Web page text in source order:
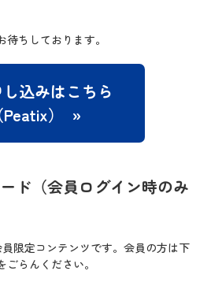
ちしております。
込みはこちら
Peatix）
ド（会員ログイン時のみ
限定コンテンツです。会員の方は下
らんください。